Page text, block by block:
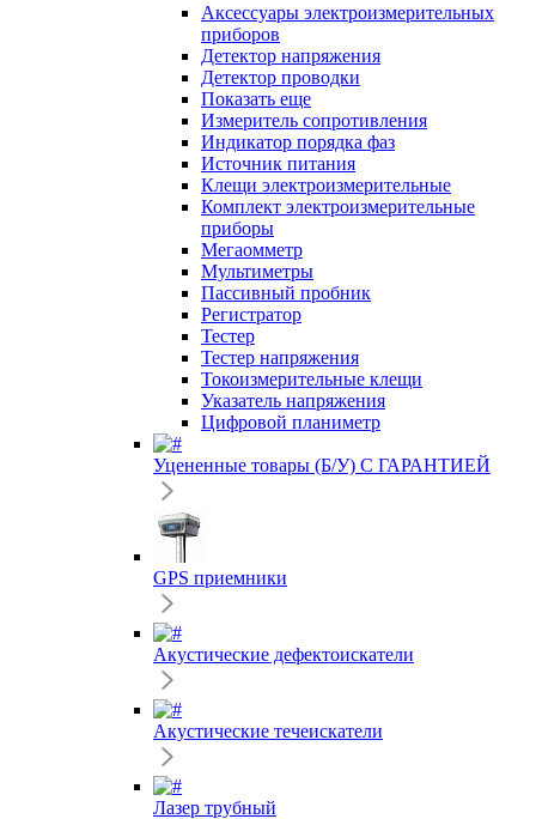
Аксессуары электроизмерительных
приборов
Детектор напряжения
Детектор проводки
Показать еще
Измеритель сопротивления
Индикатор порядка фаз
Источник питания
Клещи электроизмерительные
Комплект электроизмерительные
приборы
Мегаомметр
Мультиметры
Пассивный пробник
Регистратор
Тестер
Тестер напряжения
Токоизмерительные клещи
Указатель напряжения
Цифровой планиметр
Уцененные товары (Б/У) С ГАРАНТИЕЙ
GPS приемники
Акустические дефектоискатели
Акустические течеискатели
Лазер трубный